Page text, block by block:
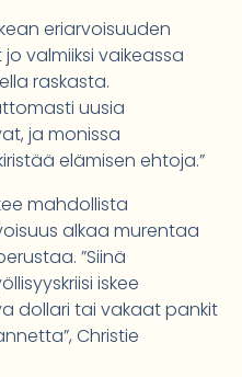
eriarvoisuuden
valmiiksi vaikeassa
raskasta.
uusia
ja monissa
elämisen ehtoja.”
mahdollista
alkaa murentaa
”Siinä
iskee
dollari tai vakaat pankit
Christie